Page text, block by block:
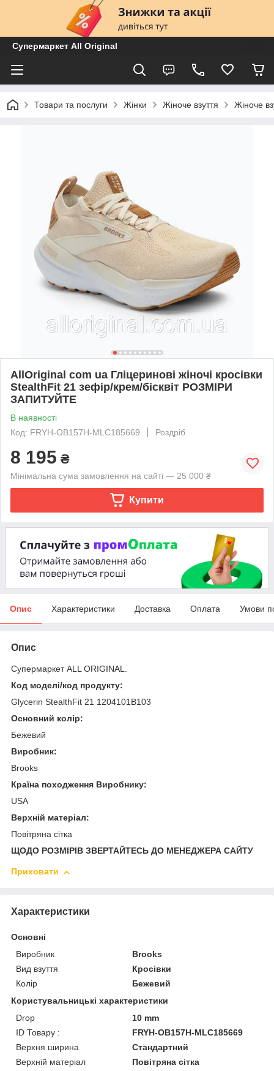
Супермаркет All Original
Товари та послуги Жінки Жіноче взуття Жіноче
AllOriginal com ua Гліцеринові жіночі кросівки
StealthFit 21 зефір/крем/бісквіт РОЗМІРИ
ЗАПИТУЙТЕ
В наявності
Код: FRYH-OB157H-MLC185669
Роздріб
8 195 ₴
Мінімальна сума замовлення на сайті — 25 000 ₴
Купити
Опис Характеристики Доставка Оплата Умови
Опис
Супермаркет ALL ORIGINAL.
Код моделі/код продукту:
Glycerin StealthFit 21 1204101B103
Основний колір:
Бежевий
Виробник:
Brooks
Країна походження Виробнику:
USA
Верхній матеріал:
Повітряна сітка
ЩОДО РОЗМІРІВ ЗВЕРТАЙТЕСЬ ДО МЕНЕДЖЕРА САЙТУ
Приховати
Характеристики
Основні
Виробник
Brooks
Вид взуття
Кросівки
Колір
Бежевий
Користувальницькі характеристики
Drop
10 mm
ID Товару :
FRYH-OB157H-MLC185669
Верхня ширина
Стандартний
Верхній матеріал
Повітряна сітка